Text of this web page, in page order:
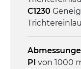
C1230
PI von 1000